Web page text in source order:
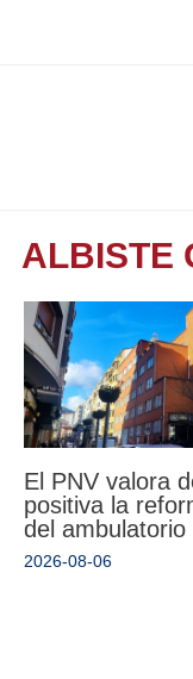
ALBISTE
El PNV valora
positiva la
del ambulatorio
2026-08-06